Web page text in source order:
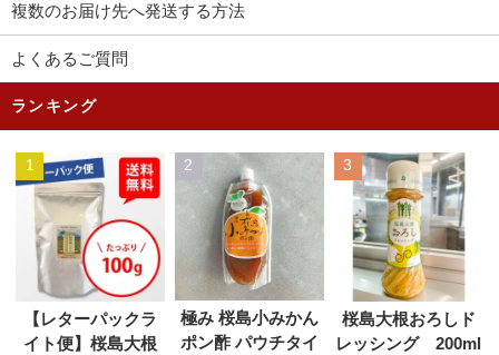
複数のお届け先へ発送する方法
よくあるご質問
ランキング
1
【レターパックラ
イト便】桜島大根
2
極み 桜島小みかん
ポン酢 パウチタイ
3
桜島大根おろしド
レッシング 200ml